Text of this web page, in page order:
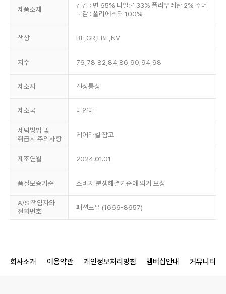
제품소재
겉감 : 면 65% 나일론 33% 폴리우레탄 2% 주머
니감 : 폴리에스터 100%
색상 BE,GR,LBE,NV
치수 76,78,82,84,86,90,94,98
제조자 신성통상
제조국 미얀마
세탁방법 및
취급시 주의사항
케어라벨 참고
제조연월 2024.01.01
품질보증기준 소비자 분쟁해결기준에 의거 보상
A/S 책임자와
전화번호
패션포유 (1666-8657)
회사소개 이용약관 개인정보처리방침 멤버십안내 커뮤니티